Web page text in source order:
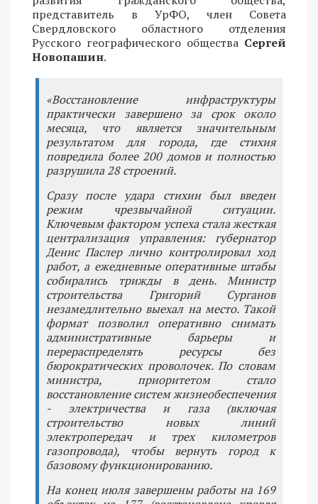
представитель в УрФО, член Совета
Свердловского областного отделения
Русского географического общества Сергей
Новопашин.
«Восстановление инфраструктуры
практически завершено за срок около
месяца, что является значительным
результатом для города, где стихия
повредила более 200 домов и полностью
разрушила 28 строений.
Сразу после удара стихии был введен
режим чрезвычайной ситуации.
Ключевым фактором успеха стала жесткая
централизация управления: губернатор
Денис Паслер лично контролировал ход
работ, а ежедневные оперативные штабы
собирались трижды в день. Министр
строительства Григорий Сурганов
незамедлительно выехал на место. Такой
формат позволил оперативно снимать
административные барьеры и
перераспределять ресурсы без
бюрократических проволочек. По словам
министра, приоритетом стало
восстановление систем жизнеобеспечения
- электричества и газа (включая
строительство новых линий
электропередач и трех километров
газопровода), чтобы вернуть город к
базовому функционированию.
На конец июля завершены работы на 169